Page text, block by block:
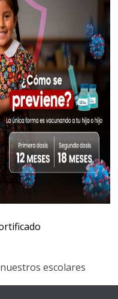
escolares